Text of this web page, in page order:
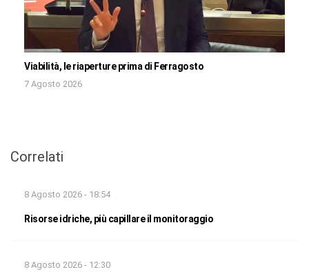
Viabilità, le riaperture prima di Ferragosto
7 Agosto 2026
Correlati
8 Agosto 2026 - 18:54
Risorse idriche, più capillare il monitoraggio
8 Agosto 2026 - 12:30